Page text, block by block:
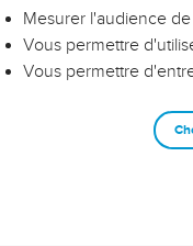
entrepreneurs, et
les clés pour avancer
vous guidiez un
Mesurer l'audience
Vous permettre
Vous permettre